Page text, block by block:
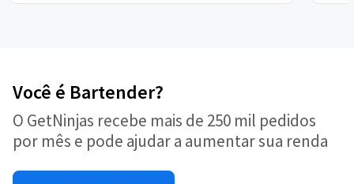
Você é Bartender?
O GetNinjas recebe mais de 250 mil pedidos
por mês e pode ajudar a aumentar sua renda